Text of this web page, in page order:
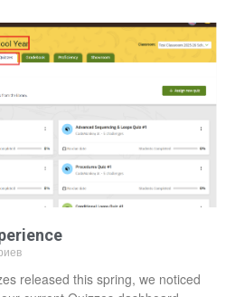
released this spring, we noticed